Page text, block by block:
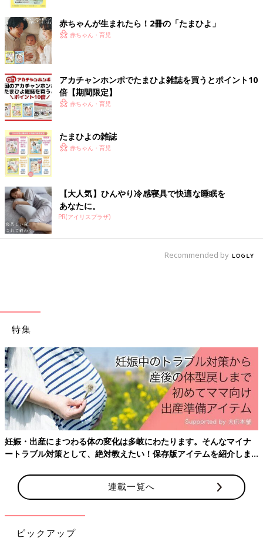
1つの国でいろんな文化に触れられるのがまたシンガポールらしいなと感じます。
写真はチルドレンズ・ミュージアムにて昔の八百屋さんの展示
シンガポールは多国籍な国なので文化も国や宗教によってバラエ
たとえば、仏教文化の穴場のテーマパーク「ハウ・パー・ヴィ
わが家がシンガポールの文化に触れる機会はスーパーやショッピ
ングモールに行った際に店内の装飾が変わっていたり、子どもが
保育園
から持って帰ってくるイベントに関するお菓子や、クラフ
ト制作から学ぶことが多く、「何だこれ？」と思って調べてみる
と新たな発見が毎回あります。
子どもは保育園で体験しながら学んでいるようですが、もう少し
大きくなったら一緒に文化に対する見識が広げられたらなと思っ
ています。
ちなみさんの最近のお気に入り♪を紹介します！
【お気に入り①】
赤ちゃんが生まれたら！2冊の「たまひよ」
赤ちゃん・育児
アカチャンホンポでたまひよ雑誌を買うとポイント10
倍【期間限定】
赤ちゃん・育児
たまひよの雑誌
赤ちゃん・育児
【大人気】ひんやり冷感寝具で快適な睡眠を
あなたに。
PR(アイリスプラザ)
Recommended by
特集
妊娠・出産にまつわる体の変化は多岐にわたります。そんなマイナ
ートラブル対策として、絶対教えたい！保存版アイテムを紹介しま
連載一覧へ
ピックアップ